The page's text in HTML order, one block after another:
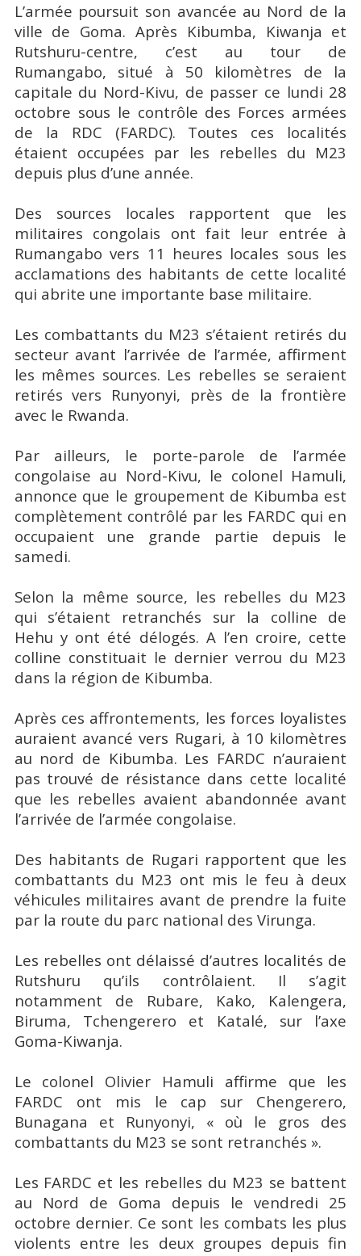
L’armée poursuit son avancée au Nord de la
ville de Goma. Après Kibumba, Kiwanja et
Rutshuru-centre, c’est au tour de
Rumangabo, situé à 50 kilomètres de la
capitale du Nord-Kivu, de passer ce lundi 28
octobre sous le contrôle des Forces armées
de la RDC (FARDC). Toutes ces localités
étaient occupées par les rebelles du M23
depuis plus d’une année.
Des sources locales rapportent que les
militaires congolais ont fait leur entrée à
Rumangabo vers 11 heures locales sous les
acclamations des habitants de cette localité
qui abrite une importante base militaire.
Les combattants du M23 s’étaient retirés du
secteur avant l’arrivée de l’armée, affirment
les mêmes sources. Les rebelles se seraient
retirés vers Runyonyi, près de la frontière
avec le Rwanda.
Par ailleurs, le porte-parole de l’armée
congolaise au Nord-Kivu, le colonel Hamuli,
annonce que le groupement de Kibumba est
complètement contrôlé par les FARDC qui en
occupaient une grande partie depuis le
samedi.
Selon la même source, les rebelles du M23
qui s’étaient retranchés sur la colline de
Hehu y ont été délogés. A l’en croire, cette
colline constituait le dernier verrou du M23
dans la région de Kibumba.
Après ces affrontements, les forces loyalistes
auraient avancé vers Rugari, à 10 kilomètres
au nord de Kibumba. Les FARDC n’auraient
pas trouvé de résistance dans cette localité
que les rebelles avaient abandonnée avant
l’arrivée de l’armée congolaise.
Des habitants de Rugari rapportent que les
combattants du M23 ont mis le feu à deux
véhicules militaires avant de prendre la fuite
par la route du parc national des Virunga.
Les rebelles ont délaissé d’autres localités de
Rutshuru qu’ils contrôlaient. Il s’agit
notamment de Rubare, Kako, Kalengera,
Biruma, Tchengerero et Katalé, sur l’axe
Goma-Kiwanja.
Le colonel Olivier Hamuli affirme que les
FARDC ont mis le cap sur Chengerero,
Bunagana et Runyonyi, « où le gros des
combattants du M23 se sont retranchés ».
Les FARDC et les rebelles du M23 se battent
au Nord de Goma depuis le vendredi 25
octobre dernier. Ce sont les combats les plus
violents entre les deux groupes depuis fin